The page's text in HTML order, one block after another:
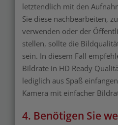
letztendlich mit den
Sie diese nachbearbeiten,
verwenden oder der
stellen, sollte die
sein. In diesem Fall
Bildrate in HD Ready
lediglich aus Spaß
Kamera mit einfacher
4. Benötigen Sie